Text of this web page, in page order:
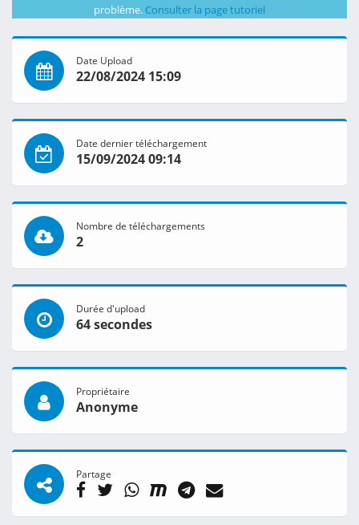
problème. Consulter la page tutoriel
Date Upload
22/08/2024 15:09
Date dernier téléchargement
15/09/2024 09:14
Nombre de téléchargements
2
Durée d'upload
64 secondes
Propriétaire
Anonyme
Partage